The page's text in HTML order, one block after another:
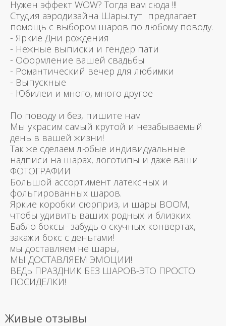
Нужен эффект WOW? Тогда вам сюда !!!
Студия аэродизайна Шары.тут предлагает
помощь с выбором шаров по любому поводу.
- Яркие Дни рождения
- Нежные выписки и гендер пати
- Оформление вашей свадьбы
- Романтический вечер для любимки
- Выпускные
- Юбилеи и много, много другое
По поводу и без, пишите нам
Мы украсим самый крутой и незабываемый
день в вашей жизни!
Так же сделаем любые индивидуальные
надписи на шарах, логотипы и даже ваши
ФОТОГРАФИИ
Большой ассортимент латексных и
фольгированных шаров.
Яркие коробки сюрприз, и шары BOOM,
чтобы удивить ваших родных и близких
Бабло боксы- забудь о скучных конвертах,
закажи бокс с деньгами!
мы доставляем не шары,
МЫ ДОСТАВЛЯЕМ ЭМОЦИИ!
ВЕДЬ ПРАЗДНИК БЕЗ ШАРОВ-ЭТО ПРОСТО
ПОСИДЕЛКИ!
Живые отзывы